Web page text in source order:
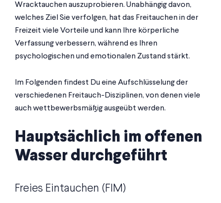
Wracktauchen auszuprobieren. Unabhängig davon,
welches Ziel Sie verfolgen, hat das Freitauchen in der
Freizeit viele Vorteile und kann Ihre körperliche
Verfassung verbessern, während es Ihren
psychologischen und emotionalen Zustand stärkt.
Im Folgenden findest Du eine Aufschlüsselung der
verschiedenen Freitauch-Disziplinen, von denen viele
auch wettbewerbsmäßig ausgeübt werden.
Hauptsächlich im offenen
Wasser durchgeführt
Freies Eintauchen (FIM)